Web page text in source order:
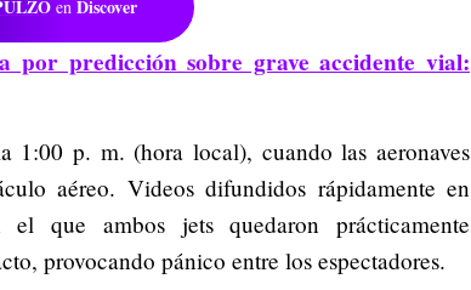
en Discover
por predicción sobre grave accidente vial:
1:00 p. m. (hora local), cuando las aeronaves
aéreo. Videos difundidos rápidamente en
que ambos jets quedaron prácticamente
provocando pánico entre los espectadores.